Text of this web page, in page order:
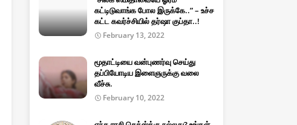
கட்டிடுவாங்க போல இருக்கே..” – உச்ச
கட்ட கவர்ச்சியில் தர்ஷா குப்தா..!
February 13, 2022
மூதாட்டியை வன்புணர்வு செய்து
தப்பியோடிய இளைஞருக்கு வலை
வீச்சு.
February 10, 2022